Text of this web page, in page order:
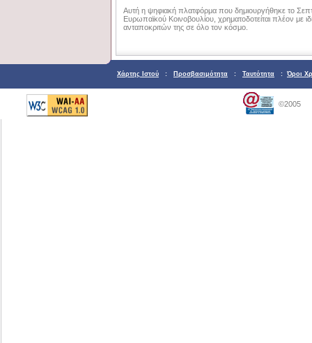
Αυτή η ψηφιακή πλατφόρμα που δημιουργήθηκε το
Ευρωπαϊκού Κοινοβουλίου, χρηματοδοτείται πλέον με
ανταποκριτών της σε όλο τον κόσμο.
Χάρτης Ιστού : Προσβασιμότητα : Ταυτότητα : Όροι
©2005